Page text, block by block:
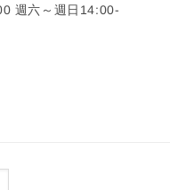
週六～週日14:00-